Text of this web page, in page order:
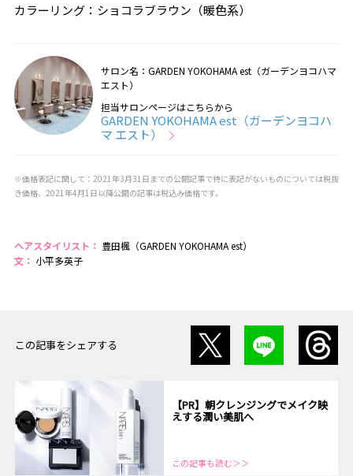
カラーリング：ショコラブラウン（暖色系）
サロン名：GARDEN YOKOHAMA est（ガーデンヨコハマ
エスト）
担当サロンページはこちらから
GARDEN YOKOHAMA est（ガーデンヨコハ
マ エスト）
※価格表記に関して：2021年3月31日までの公開記事で特に表記がないものについては税抜
き価格、2021年4月1日以降公開の記事は税込み価格です。
ヘアスタイリスト： 豊田楓（GARDEN YOKOHAMA est）
文： 小平多英子
この記事をシェアする
【PR】朝クレンジングでメイク映
えする潤い美肌へ
この記事も読む＞＞